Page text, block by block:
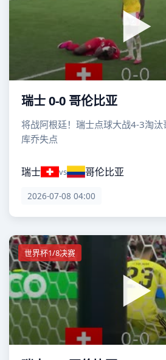
瑞士 0-0 哥伦比亚
将战阿根廷！瑞士点球大战4-3淘汰
库乔失点
瑞士 vs 哥伦比亚
2026-07-08 04:00
世界杯1/8决赛